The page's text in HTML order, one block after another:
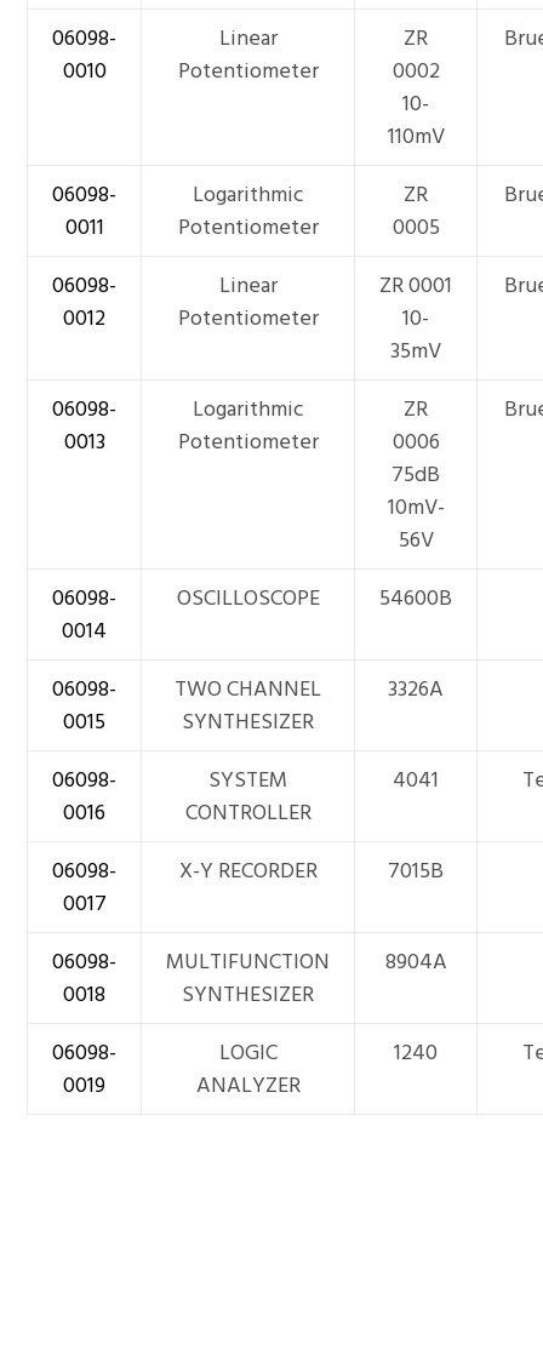
06098-
0010
Linear
Potentiometer
ZR
0002
10-
110mV
06098-
0011
Logarithmic
Potentiometer
ZR
0005
06098-
0012
Linear
Potentiometer
ZR 0001
10-
35mV
06098-
0013
Logarithmic
Potentiometer
ZR
0006
75dB
10mV-
56V
06098-
0014
OSCILLOSCOPE 54600B
06098-
0015
TWO CHANNEL
SYNTHESIZER
3326A
06098-
0016
SYSTEM
CONTROLLER
4041
06098-
0017
X-Y RECORDER 7015B
06098-
0018
MULTIFUNCTION
SYNTHESIZER
8904A
06098-
0019
LOGIC
ANALYZER
1240